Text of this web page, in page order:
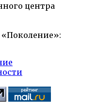
центра